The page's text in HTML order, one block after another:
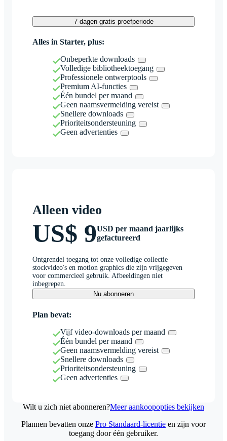
7 dagen gratis proefperiode
Alles in Starter, plus:
Onbeperkte downloads
Volledige bibliotheektoegang
Professionele ontwerptools
Premium AI-functies
Één bundel per maand
Geen naamsvermelding vereist
Snellere downloads
Prioriteitsondersteuning
Geen advertenties
Alleen video
US$ 9USD per maand jaarlijks
gefactureerd
Ontgrendel toegang tot onze volledige collectie
stockvideo's en motion graphics die zijn vrijgegeven
voor commercieel gebruik. Afbeeldingen niet
inbegrepen.
Nu abonneren
Plan bevat:
Vijf video-downloads per maand
Één bundel per maand
Geen naamsvermelding vereist
Snellere downloads
Prioriteitsondersteuning
Geen advertenties
Wilt u zich niet abonneren?Meer aankoopopties bekijken
Plannen bevatten onze Pro Standaard-licentie en zijn voor
toegang door één gebruiker.